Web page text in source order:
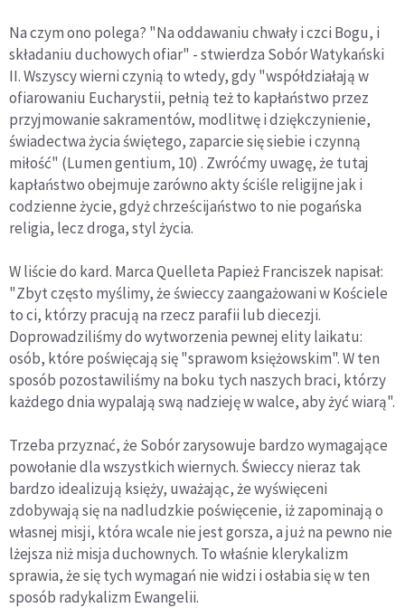
Na czym ono polega? "Na oddawaniu chwały i czci Bogu, i
składaniu duchowych ofiar" - stwierdza Sobór Watykański
II. Wszyscy wierni czynią to wtedy, gdy "współdziałają w
ofiarowaniu Eucharystii, pełnią też to kapłaństwo przez
przyjmowanie sakramentów, modlitwę i dziękczynienie,
świadectwa życia świętego, zaparcie się siebie i czynną
miłość" (Lumen gentium, 10) . Zwróćmy uwagę, że tutaj
kapłaństwo obejmuje zarówno akty ściśle religijne jak i
codzienne życie, gdyż chrześcijaństwo to nie pogańska
religia, lecz droga, styl życia.
W liście do kard. Marca Quelleta Papież Franciszek napisał:
"Zbyt często myślimy, że świeccy zaangażowani w Kościele
to ci, którzy pracują na rzecz parafii lub diecezji.
Doprowadziliśmy do wytworzenia pewnej elity laikatu:
osób, które poświęcają się "sprawom księżowskim". W ten
sposób pozostawiliśmy na boku tych naszych braci, którzy
każdego dnia wypalają swą nadzieję w walce, aby żyć wiarą".
Trzeba przyznać, że Sobór zarysowuje bardzo wymagające
powołanie dla wszystkich wiernych. Świeccy nieraz tak
bardzo idealizują księży, uważając, że wyświęceni
zdobywają się na nadludzkie poświęcenie, iż zapominają o
własnej misji, która wcale nie jest gorsza, a już na pewno nie
lżejsza niż misja duchownych. To właśnie klerykalizm
sprawia, że się tych wymagań nie widzi i osłabia się w ten
sposób radykalizm Ewangelii.